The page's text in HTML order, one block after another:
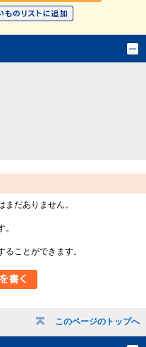
このページのトップへ
だありません。
。
ことができます。